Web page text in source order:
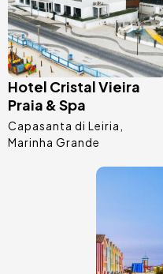
Hotel Cristal Vieira
Praia & Spa
Capasanta di Leiria
Marinha Grande